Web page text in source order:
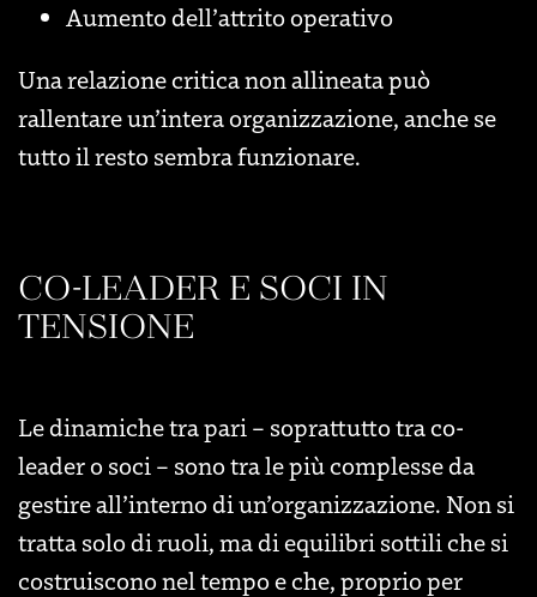
Aumento dell’attrito operativo
Una relazione critica non allineata può
rallentare un’intera organizzazione, anche se
tutto il resto sembra funzionare.
CO-LEADER E SOCI IN
TENSIONE
Le dinamiche tra pari – soprattutto tra co-
leader o soci – sono tra le più complesse da
gestire all’interno di un’organizzazione. Non si
tratta solo di ruoli, ma di equilibri sottili che si
costruiscono nel tempo e che, proprio per